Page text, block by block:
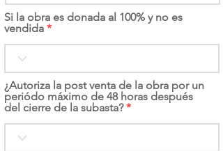
Si la obra es donada al 100% y no es
vendida
¿Autoriza la post venta de la obra por un
periódo máximo de 48 horas después
del cierre de la subasta?